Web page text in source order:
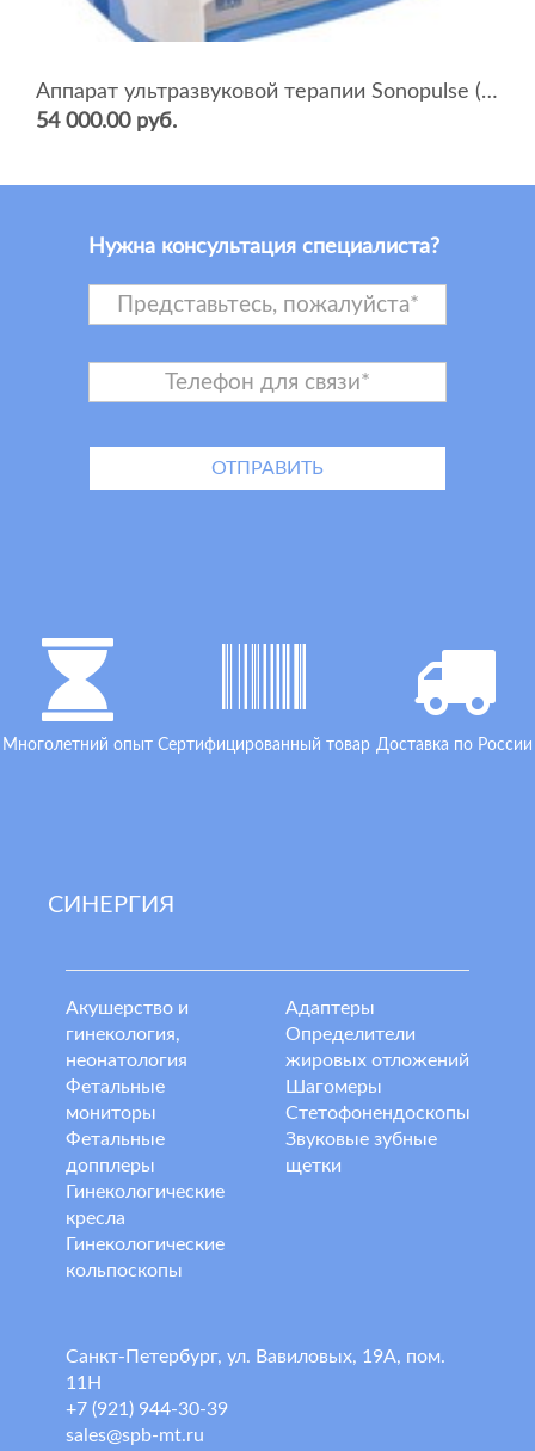
Аппарат ультразвуковой терапии Sonopulse (мультичастотный 1 и 3 Мгц)
54 000.00 руб.
Нужна консультация специалиста?
Многолетний опыт Сертифицированный товар Доставка по России
СИНЕРГИЯ
Акушерство и
гинекология,
неонатология
Фетальные
мониторы
Фетальные
допплеры
Гинекологические
кресла
Гинекологические
кольпоскопы
Адаптеры
Определители
жировых отложений
Шагомеры
Стетофонендоскопы
Звуковые зубные
щетки
Санкт-Петербург, ул. Вавиловых, 19А, пом.
11Н
+7 (921) 944-30-39
sales@spb-mt.ru